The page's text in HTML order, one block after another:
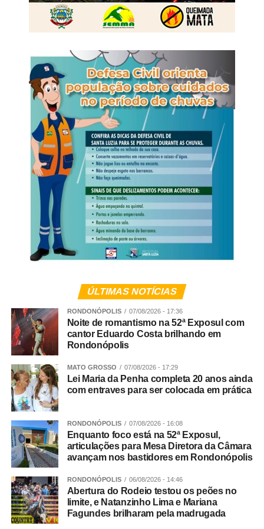
A 52ª Exposul é uma realização do Sindicato dos
Produtores Rurais de Rondonópolis e conta com o
Famato, Governo do Estado de Mato Grosso, Prefeitura
Municipal e Câmara Municipal de Rondonópolis.
Veja Mais:
Prefeitura entrega pacote de
investimentos na Três Pontes
Programação 52º Exposul – quinta-feira – 06/08
6h – Ordenha Oficial do 32º Torneio Leiteiro – Pavilhão
Pedro Neves
14h – Feira do Reprodutor Nelore Bom Jesus
Tatersal / Currais Ari Torremocha
Pavilhão de Palestras
15h – Cruzamento – Eficiência no campo e macies na
mesa / Alexandre Zadra, Zootecnista, gerente Genex
Pavilhão de Palestras
16h – O mercado mudou, e seu boi? Waldemar Maia,
gerente de fomento Minerva Foods
Pavilhão de Palestras
17h – O que as novilhas do cedo tem de especial e quais
são as novidades de manejo reprodutivo para elas?
Alexandre Prata, gerente técnico GlobalGen.
Pavilhão de Palestras
ÚLTIMAS NOTÍCIAS
RONDONÓPOLIS 07/08/2026 - 17:36
Noite de romantismo na 52ª Exposul com
cantor Eduardo Costa brilhando em
Rondonópolis
MATO GROSSO 07/08/2026 - 17:29
Lei Maria da Penha completa 20 anos ainda
com entraves para ser colocada em prática
RONDONÓPOLIS 07/08/2026 - 16:08
Enquanto foco está na 52ª Exposul,
articulações para Mesa Diretora da Câmara
avançam nos bastidores em Rondonópolis
RONDONÓPOLIS 06/08/2026 - 14:46
Abertura do Rodeio testou os peões no
limite, e Natanzinho Lima e Mariana
Fagundes brilharam pela madrugada